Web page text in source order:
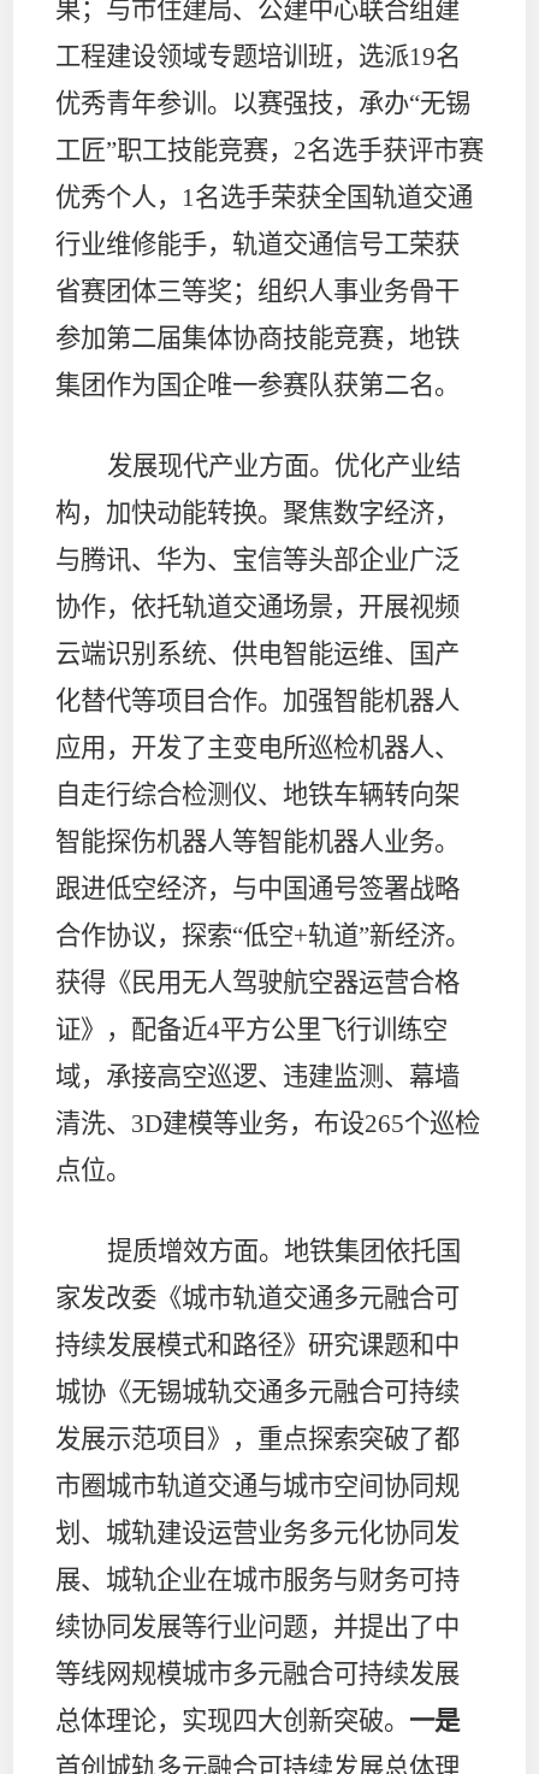
果；与市住建局、公建中心联合组建
工程建设领域专题培训班，选派19名
优秀青年参训。以赛强技，承办“无锡
工匠”职工技能竞赛， 2名选手获评市赛
优秀个人， 1 名选手荣获全国轨道交通
行业维修能手，轨道交通信号工荣获
省赛团体三等奖；组织人事业务骨干
参加第二届集体协商技能竞赛，地铁
集团作为国企唯一参赛队获第二名。
发展现代产业方面。 优化产业结
构，加快动能转换。聚焦数字经济，
与腾讯、华为、宝信等头部企业广泛
协作，依托轨道交通场景，开展视频
云端识别系统、供电智能运维、国产
化替代等项目合作。加强智能机器人
应用，开发了主变电所巡检机器人、
自走行综合检测仪、地铁车辆转向架
智能探伤机器人等智能机器人业务。
跟进低空经济，与中国通号签署战略
合作协议，探索“低空+轨道”新经济。
获得《民用无人驾驶航空器运营合格
证》，配备近4平方公里飞行训练空
域，承接高空巡逻、违建监测、幕墙
清洗、 3D建模等业务，布设265个巡检
点位。
提质增效方面。 地铁集团依托国
家发改委《城市轨道交通多元融合可
持续发展模式和路径》研究课题和中
城协《无锡城轨交通多元融合可持续
发展示范项目》，重点探索突破了都
市圈城市轨道交通与城市空间协同规
划、城轨建设运营业务多元化协同发
展、城轨企业在城市服务与财务可持
续协同发展等行业问题，并提出了中
等线网规模城市多元融合可持续发展
总体理论，实现四大创新突破。 一是
首创城轨多元融合可持续发展总体理